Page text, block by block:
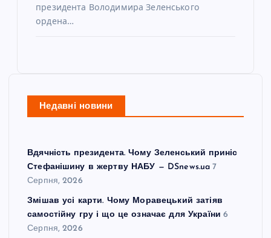
президента Володимира Зеленського
ордена…
Недавні новини
Вдячність президента. Чому Зеленський приніс
Стефанішину в жертву НАБУ — DSnews.ua 7
Серпня, 2026
Змішав усі карти. Чому Моравецький затіяв
самостійну гру і що це означає для України 6
Серпня, 2026